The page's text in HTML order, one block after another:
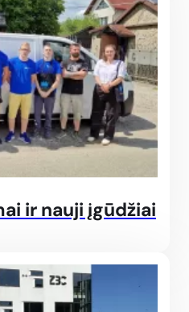
ir nauji įgūdžiai